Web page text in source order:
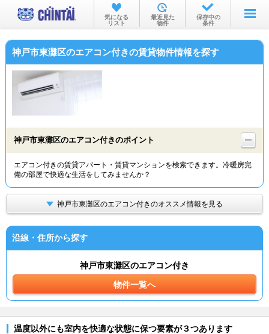
お部屋を探す
沿線・駅から
物件特集から
TOP
気になる
リスト
最近見た
物件
保存中の
条件
神戸市東灘区のエアコン付きの賃貸物件情報を探す
神戸市東灘区のエアコン付きのポイント
エアコン付きの賃貸アパート・賃貸マンションを検索できます。冷暖房完
備の部屋で快適な生活をしてみませんか？
神戸市東灘区のエアコン付きのオススメ情報を見る
沿線・住所から探す
神戸市東灘区のエアコン付き
物件一覧へ
温度以外にも室内を快適な状態に保つ要素が３つあります